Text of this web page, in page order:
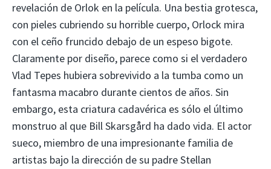
revelación de Orlok en la película. Una bestia grotesca,
con pieles cubriendo su horrible cuerpo, Orlock mira
con el ceño fruncido debajo de un espeso bigote.
Claramente por diseño, parece como si el verdadero
Vlad Tepes hubiera sobrevivido a la tumba como un
fantasma macabro durante cientos de años. Sin
embargo, esta criatura cadavérica es sólo el último
monstruo al que Bill Skarsgård ha dado vida. El actor
sueco, miembro de una impresionante familia de
artistas bajo la dirección de su padre Stellan